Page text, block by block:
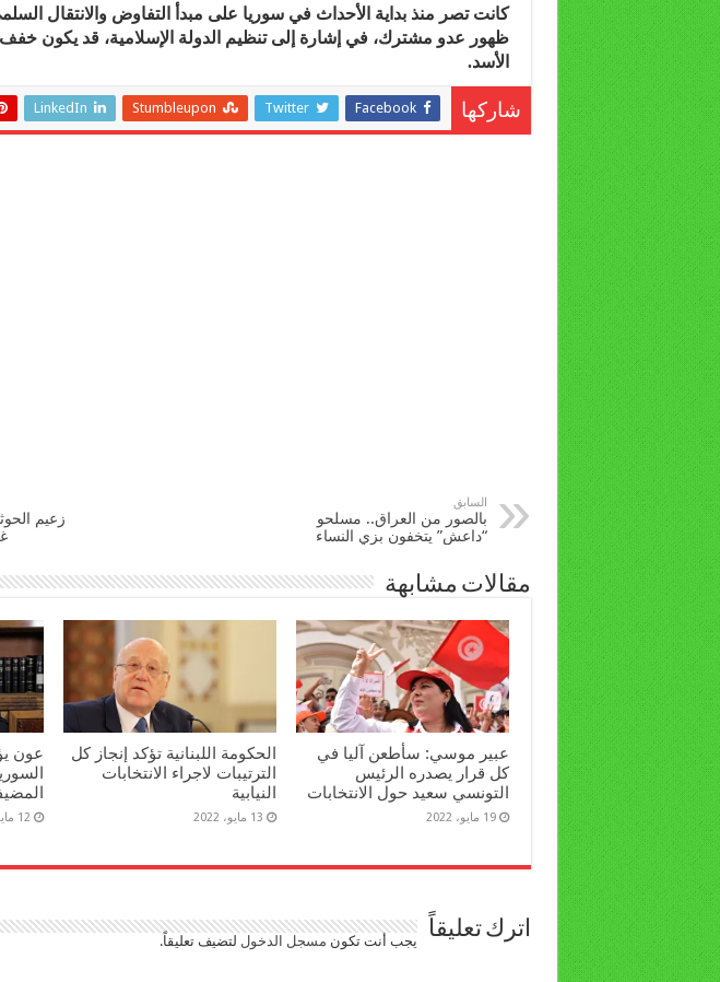
كانت تصر منذ بداية الأحداث في سوريا على مبدأ التفاوض والانتقال
ظهور عدو مشترك، في إشارة إلى تنظيم الدولة الإسلامية، قد يكون
الأسد.
شاركها Facebook
Twitter
Stumbleupon
LinkedIn
السابق
بالصور من العراق.. مسلحو
“داعش” يتخفون بزي النساء
زعيم
مقالات مشابهة
عبير موسي: سأطعن آليا في
كل قرار يصدره الرئيس
التونسي سعيد حول الانتخابات
19 مايو، 2022
الحكومة اللبنانية تؤكد إنجاز كل
الترتيبات لاجراء الانتخابات
النيابية
13 مايو، 2022
عون
12 مايو، 2022
اترك تعليقاً يجب أنت تكون مسجل الدخول لتضيف تعليقاً.